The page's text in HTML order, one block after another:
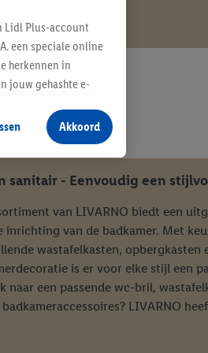
sanitair - Eenvoudig een
van LIVARNO biedt een
inrichting van de badkamer. Met
wastafelkasten, opbergkasten
is er voor elke stijl een
naar een passende wc-bril,
LIVARNO
Lidl Plus-account
een speciale online
herkennen in
jouw gehashte e-
producten waarin je
te plaatsen
verschillende
jouw gehashte e-
kunnen worden
vergelijkbare
Meer informatie,
in te
Akkoord